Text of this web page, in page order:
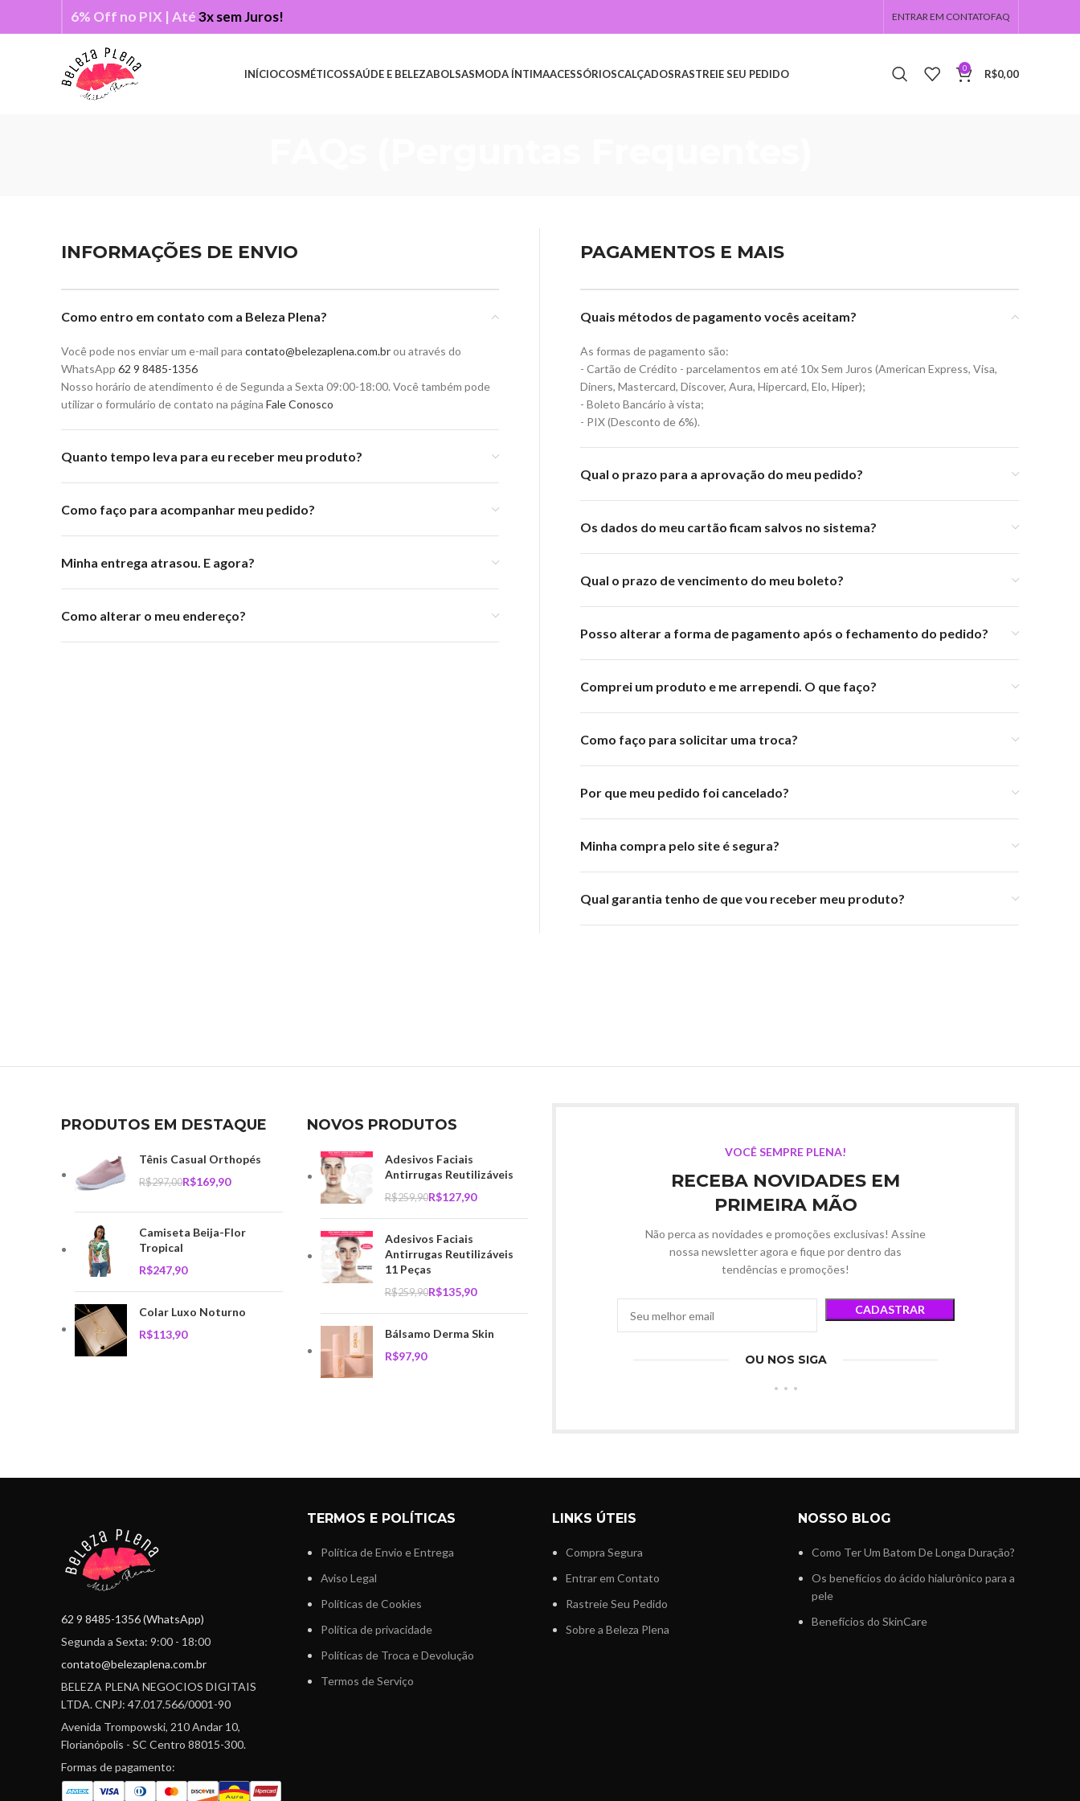
6% Off no PIX | Até3x sem Juros! ENTRAR EM CONTATOFAQ
INÍCIOCOSMÉTICOSSAÚDE E BELEZABOLSASMODA ÍNTIMAACESSÓRIOSCALÇADOSRASTREIE SEU PEDIDO 0 R$0,00
INFORMAÇÕES DE ENVIO
Como entro em contato com a Beleza Plena?
Você pode nos enviar um e-mail para contato@belezaplena.com.brou através do
WhatsApp 62 9 8485-1356
Nosso horário de atendimento é de Segunda a Sexta 09:00-18:00. Você também pode
utilizar o formulário de contato na página Fale Conosco
Quanto tempo leva para eu receber meu produto?
Como faço para acompanhar meu pedido?
Minha entrega atrasou. E agora?
Como alterar o meu endereço?
PAGAMENTOS E MAIS
Quais métodos de pagamento vocês aceitam?
As formas de pagamento são:
- Cartão de Crédito - parcelamentos em até 10x Sem Juros (American Express, Visa,
Diners, Mastercard, Discover, Aura, Hipercard, Elo, Hiper);
- Boleto Bancário à vista;
- PIX (Desconto de 6%).
Qual o prazo para a aprovação do meu pedido?
Os dados do meu cartão ficam salvos no sistema?
Qual o prazo de vencimento do meu boleto?
Posso alterar a forma de pagamento após o fechamento do pedido?
Comprei um produto e me arrependi. O que faço?
Como faço para solicitar uma troca?
Por que meu pedido foi cancelado?
Minha compra pelo site é segura?
Qual garantia tenho de que vou receber meu produto?
PRODUTOS EM DESTAQUE
Tênis Casual Orthopés
R$297,00R$169,90
Camiseta Beija-Flor
Tropical
R$
Colar Luxo Noturno
R$
NOVOS PRODUTOS
Adesivos Faciais
Antirrugas Reutilizáveis
R$259,90R$127,90
Adesivos Faciais
Antirrugas Reutilizáveis
11 Peças
R$259,90R$135,90
Bálsamo Derma Skin
R$
VOCÊ SEMPRE PLENA!
RECEBA NOVIDADES EM
PRIMEIRA MÃO
Não perca as novidades e promoções exclusivas! Assine
nossa newsletter agora e fique por dentro das
tendências e promoções!
OU NOS SIGA
62 9 8485-1356 (WhatsApp)
Segunda a Sexta: 9:00 - 18:00
contato@belezaplena.com.br
BELEZA PLENA NEGOCIOS DIGITAIS
LTDA. CNPJ: 47.017.566/0001-90
Avenida Trompowski, 210 Andar 10,
Florianópolis - SC Centro 88015-300.
Formas de pagamento:
TERMOS E POLÍTICAS
Política de Envio e Entrega
Aviso Legal
Políticas de Cookies
Política de privacidade
Políticas de Troca e Devolução
Termos de Serviço
LINKS ÚTEIS
Compra Segura
Entrar em Contato
Rastreie Seu Pedido
Sobre a Beleza Plena
NOSSO BLOG
Como Ter Um Batom De Longa Duração?
Os benefícios do ácido hialurônico para a
pele
Benefícios do SkinCare